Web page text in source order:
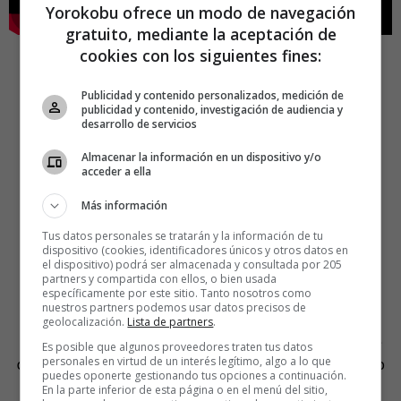
6.-Una pausa para la
publicidad
Dos anuncios.
El primero es el making ofde un impresionante
Emirates en el que colocaron a una azafata en la cúspide
del edificio más alto del mundo. El vídeo explicando cómo
se hizoFly Highdura solo un minuto (gracias Nacho;
Yorokobu ofrece un modo de navegación
gratuito, mediante la aceptación de
cookies con los siguientes fines:
Publicidad y contenido personalizados, medición de
publicidad y contenido, investigación de audiencia y
desarrollo de servicios
Almacenar la información en un dispositivo y/o
acceder a ella
Más información
Tus datos personales se tratarán y la información de tu
dispositivo (cookies, identificadores únicos y otros datos en
el dispositivo) podrá ser almacenada y consultada por 205
partners y compartida con ellos, o bien usada
específicamente por este sitio. Tanto nosotros como
nuestros partners podemos usar datos precisos de
geolocalización. Lista de partners.
Es posible que algunos proveedores traten tus datos
personales en virtud de un interés legítimo, algo a lo que
puedes oponerte gestionando tus opciones a continuación.
En la parte inferior de esta página o en el menú del sitio,